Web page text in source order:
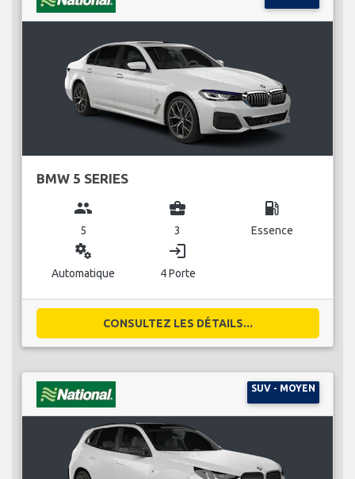
BMW 5 SERIES
group
5
business_center
3
local_gas_station
Essence
miscellaneous_services
Automatique
login
4 Porte
CONSULTEZ LES DÉTAILS...
SUV - MOYEN